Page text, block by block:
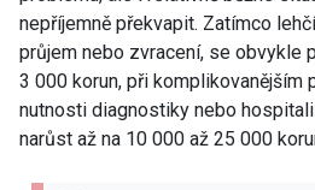
nepříjemně překvapit. Zatímco
průjem nebo zvracení, se obvykle
3 000 korun, při komplikovanějším
nutnosti diagnostiky nebo
narůst až na 10 000 až 25 000